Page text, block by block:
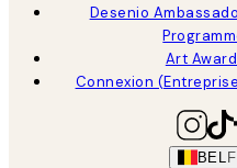
Desenio
Art
Connexion
BEL